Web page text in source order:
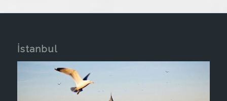
İstanbul